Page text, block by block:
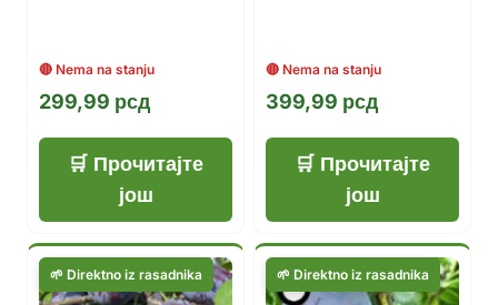
299,99 рсд
Прочитајте
још
399,99 рсд
Прочитајте
још